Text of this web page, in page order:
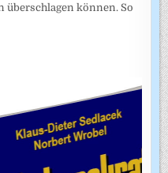
überschlagen können. So